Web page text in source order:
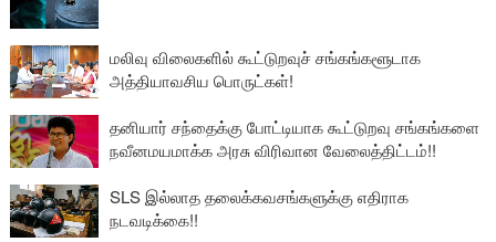
மலிவு விலைகளில் கூட்டுறவுச் சங்கங்களூடாக
அத்தியாவசிய பொருட்கள்!
தனியார் சந்தைக்கு போட்டியாக கூட்டுறவு சங்கங்களை
நவீனமயமாக்க அரசு விரிவான வேலைத்திட்டம்!!
SLS இல்லாத தலைக்கவசங்களுக்கு எதிராக
நடவடிக்கை!!